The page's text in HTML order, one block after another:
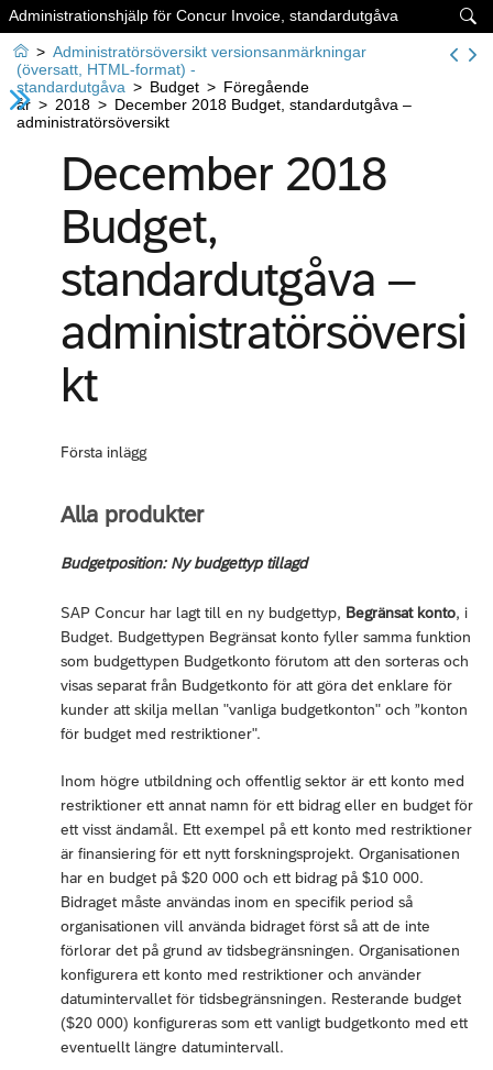

Administrationshjälp för Concur Invoice, standardutgåva
 > Administratörsöversikt versionsanmärkningar
(översatt, HTML-format) -
standardutgåva > Budget > Föregående
år > 2018 > December 2018 Budget, standardutgåva –
administratörsöversikt
December 2018
Budget,
standardutgåva –
administratörsöversi
kt
Första inlägg
Alla produkter
Budgetposition: Ny budgettyp tillagd
SAP Concur har lagt till en ny budgettyp, Begränsat konto, i
Budget. Budgettypen Begränsat konto fyller samma funktion
som budgettypen Budgetkonto förutom att den sorteras och
visas separat från Budgetkonto för att göra det enklare för
kunder att skilja mellan "vanliga budgetkonton" och ”konton
för budget med restriktioner".
Inom högre utbildning och offentlig sektor är ett konto med
restriktioner ett annat namn för ett bidrag eller en budget för
ett visst ändamål. Ett exempel på ett konto med restriktioner
är finansiering för ett nytt forskningsprojekt. Organisationen
har en budget på $20 000 och ett bidrag på $10 000.
Bidraget måste användas inom en specifik period så
organisationen vill använda bidraget först så att de inte
förlorar det på grund av tidsbegränsningen. Organisationen
konfigurera ett konto med restriktioner och använder
datumintervallet för tidsbegränsningen. Resterande budget
($20 000) konfigureras som ett vanligt budgetkonto med ett
eventuellt längre datumintervall.